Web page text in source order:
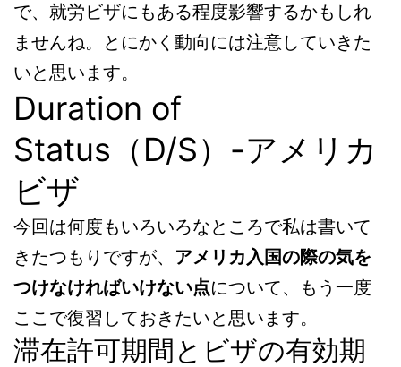
で、就労ビザにもある程度影響するかもしれ
ませんね。とにかく動向には注意していきた
いと思います。
Duration of
Status（D/S）-アメリカ
ビザ
今回は何度もいろいろなところで私は書いて
きたつもりですが、 アメリカ入国の際の気を
つけなければいけない点について、もう一度
ここで復習しておきたいと思います。
滞在許可期間とビザの有効期